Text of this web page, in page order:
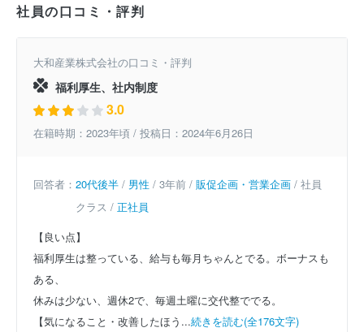
社員の口コミ・評判
大和産業株式会社の口コミ・評判
福利厚生、社内制度
3.0
在籍時期：2023年頃 / 投稿日：2024年6月26日
回答者： 20代後半 / 男性 / 3年前 / 販促企画・営業企画 / 社員
クラス / 正社員
【良い点】
福利厚生は整っている、給与も毎月ちゃんとでる。ボーナスも
ある、
休みは少ない、週休2で、毎週土曜に交代整ででる。
【気になること・改善したほう...続きを読む(全176文字)